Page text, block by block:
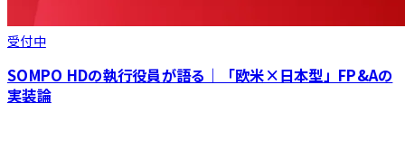
受付中
SOMPO HDの執行役員が語る｜「欧米×日本型」FP&Aの
実装論